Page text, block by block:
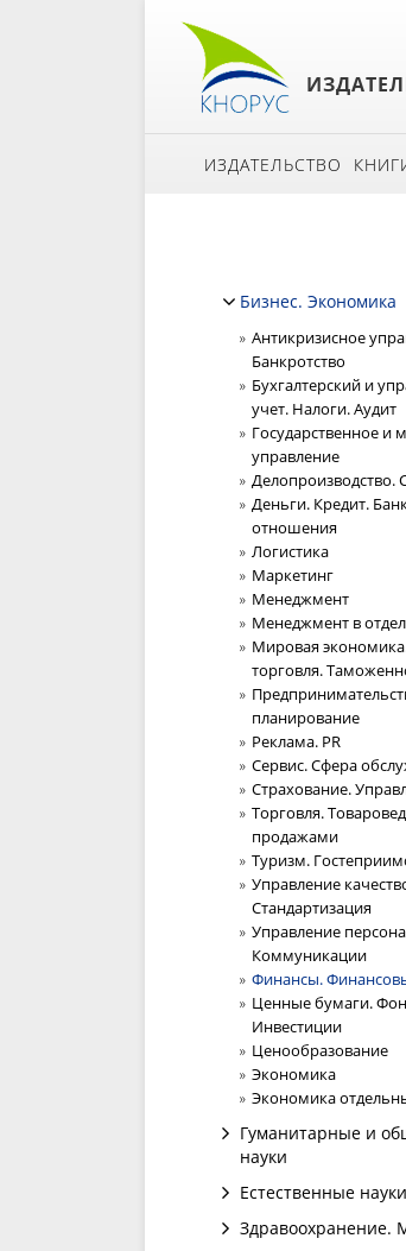
ИЗДАТЕЛЬСТВО
Бизнес. Экономика
Антикризисное
Банкротство
Бухгалтерский и
учет. Налоги. Аудит
Государственное и
управление
Делопроизводство.
Деньги. Кредит.
отношения
Логистика
Маркетинг
Менеджмент
Менеджмент в
Мировая
торговля.
планирование
Реклама. PR
Сервис. Сфера
Страхование.
Торговля.
продажами
Туризм.
Управление
Стандартизация
Управление
Коммуникации
Финансы.
Ценные бумаги.
Инвестиции
Ценообразование
Экономика
Экономика
Гуманитарные и
науки
Естественные науки
Здравоохранение.